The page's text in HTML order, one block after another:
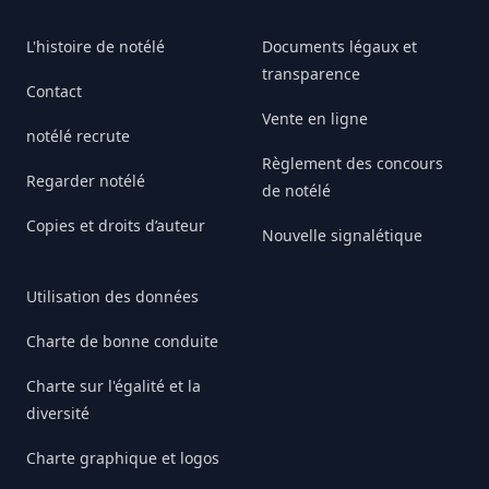
L'histoire de notélé
Contact
notélé recrute
Regarder notélé
Copies et droits d’auteur
Utilisation des données
Charte de bonne conduite
Charte sur l'égalité et la
diversité
Charte graphique et logos
Documents légaux et
transparence
Vente en ligne
Règlement des concours
de notélé
Nouvelle signalétique